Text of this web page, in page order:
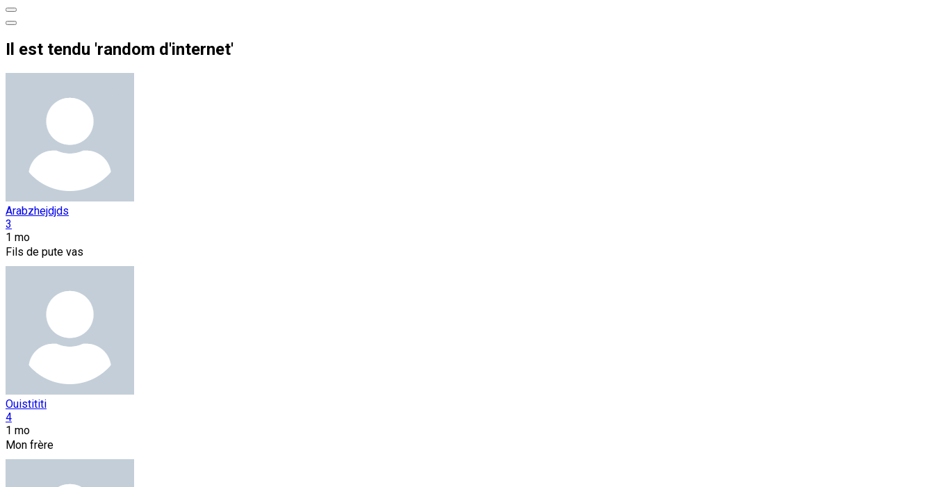
Il est tendu 'random d'internet'
Arabzhejdjds
3
1 mo
Fils de pute vas
Ouistititi
4
1 mo
Mon frère